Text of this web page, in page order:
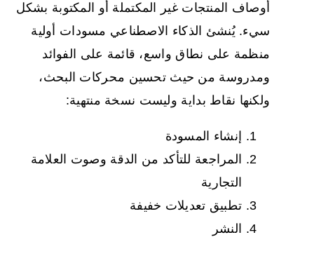
أوصاف المنتجات غير المكتملة أو المكتوبة بشكل
سيء. يُنشئ الذكاء الاصطناعي مسودات أولية
منظمة على نطاق واسع، قائمة على الفوائد
ومدروسة من حيث تحسين محركات البحث،
ولكنها نقاط بداية وليست نسخة منتهية:
إنشاء المسودة
المراجعة للتأكد من الدقة وصوت العلامة
التجارية
تطبيق تعديلات خفيفة
النشر